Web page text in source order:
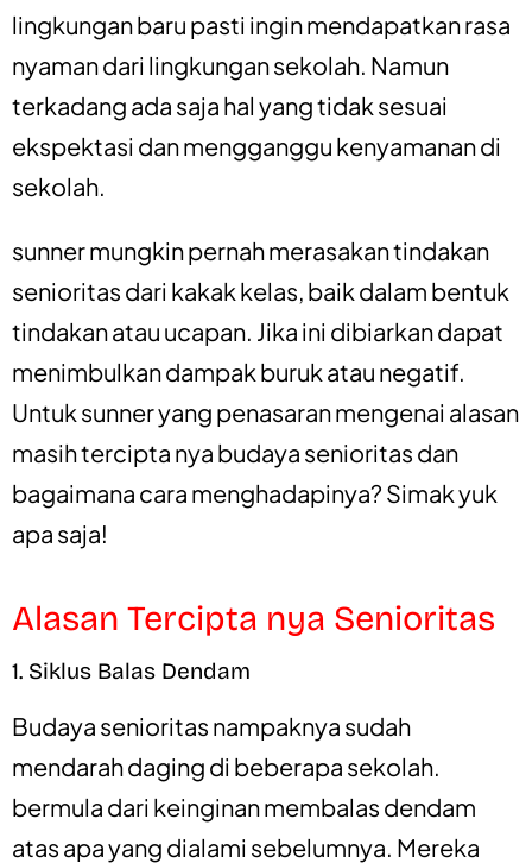
lingkungan baru pasti ingin mendapatkan rasa
nyaman dari lingkungan sekolah. Namun
terkadang ada saja hal yang tidak sesuai
ekspektasi dan mengganggu kenyamanan di
sekolah.
sunner mungkin pernah merasakan tindakan
senioritas dari kakak kelas, baik dalam bentuk
tindakan atau ucapan. Jika ini dibiarkan dapat
menimbulkan dampak buruk atau negatif.
Untuk sunner yang penasaran mengenai alasan
masih tercipta nya budaya senioritas dan
bagaimana cara menghadapinya? Simak yuk
apa saja!
Alasan Tercipta nya Senioritas
1. Siklus Balas Dendam
Budaya senioritas nampaknya sudah
mendarah daging di beberapa sekolah.
bermula dari keinginan membalas dendam
atas apa yang dialami sebelumnya. Mereka